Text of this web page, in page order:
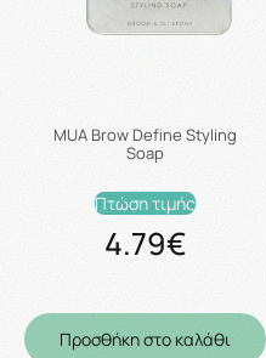
MUA Brow Define Styling
Soap
Πτώση τιμής
4.79€
Προσθήκη στο καλάθι